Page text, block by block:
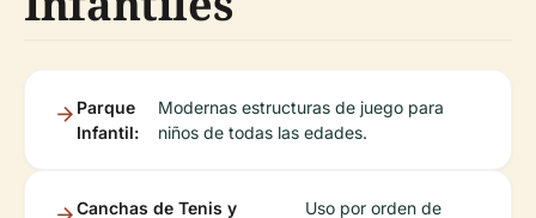
Parque
Infantil:
Modernas estructuras de juego para
niños de todas las edades.
Canchas de Tenis y
Uso por orden de